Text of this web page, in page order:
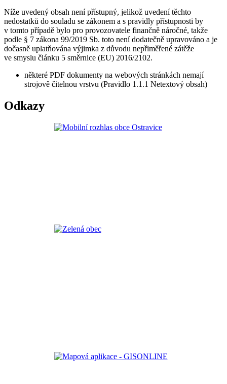
Níže uvedený obsah není přístupný, jelikož uvedení těchto
nedostatků do souladu se zákonem a s pravidly přístupnosti by
v tomto případě bylo pro provozovatele finančně náročné, takže
podle § 7 zákona 99/2019 Sb. toto není dodatečně upravováno a je
dočasně uplatňována výjimka z důvodu nepřiměřené zátěže
ve smyslu článku 5 směrnice (EU) 2016/2102.
některé PDF dokumenty na webových stránkách nemají
strojově čitelnou vrstvu (Pravidlo 1.1.1 Netextový obsah)
Odkazy